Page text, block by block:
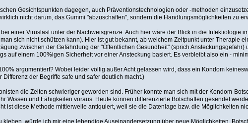
Gesichtspunkten dagegen, auch Präventionstechnologien oder -methoden
nicht darum, das Gummi "abzuschaffen", sondern die Handlungsmöglichkeiten zu
einer Viruslast unter der Nachweisgrenze: Auch hier wäre der Blick in die Infektiologie
sich nicht schützen kann). Hier ist gut bekannt, ab welchem Zeitpunkt unter Therapie
zwischen der Gefährdung der "Öffentlichen Gesundheit" (sprich
auf einem 100%igen Sicherheit vor einer Ansteckung basiert. Es verbleibt also ein -
argumentiert? Wobei leider völlig außer Acht gelassen wird, dass ein Kondom
Differenz der Begriffe safe und safer deutlich macht.)
die Zeiten schwieriger geworden sind. Früher konnte man sich mit der Kondom-
Wissen und Fähigkeiten voraus. Heute können differenzierte Botschaften gesendet
ist diese Methode mittlerweile antiquiert, weil sie die Datenlage bzw. die Möglichkeiten
kleben, würde ich mir eine lebendige Auseinandersetzung über neue Möglichkeiten,